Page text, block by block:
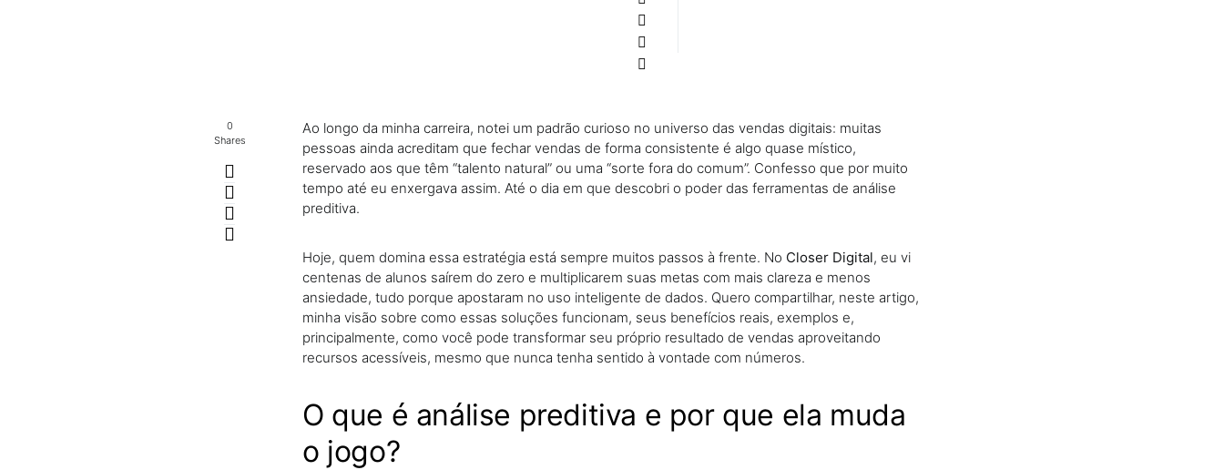
0
Shares
Ao longo da minha carreira, notei um padrão curioso no universo das vendas digitais: muitas
pessoas ainda acreditam que fechar vendas de forma consistente é algo quase místico,
reservado aos que têm “talento natural” ou uma “sorte fora do comum”. Confesso que por muito
tempo até eu enxergava assim. Até o dia em que descobri o poder das ferramentas de análise
preditiva.
Hoje, quem domina essa estratégia está sempre muitos passos à frente. No Closer Digital, eu vi
centenas de alunos saírem do zero e multiplicarem suas metas com mais clareza e menos
ansiedade, tudo porque apostaram no uso inteligente de dados. Quero compartilhar, neste artigo,
minha visão sobre como essas soluções funcionam, seus benefícios reais, exemplos e,
principalmente, como você pode transformar seu próprio resultado de vendas aproveitando
recursos acessíveis, mesmo que nunca tenha sentido à vontade com números.
O que é análise preditiva e por que ela muda
o jogo?